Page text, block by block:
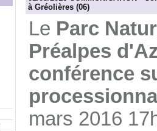
à Gréolières (06)
Le Parc
Préalpes
conférence
mars 2016